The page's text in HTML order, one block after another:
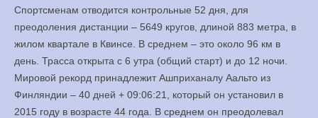
Контакт
Спортсменам отводится контрольные 52 дня, для
преодоления дистанции – 5649 кругов, длиной 883 метра, в
жилом квартале в Квинсе. В среднем – это около 96 км в
день. Трасса открыта с 6 утра (общий старт) и до 12 ночи.
Мировой рекорд принадлежит Ашприханалу Аальто из
Финляндии – 40 дней + 09:06:21, который он установил в
2015 году в возрасте 44 года. В среднем он преодолевал